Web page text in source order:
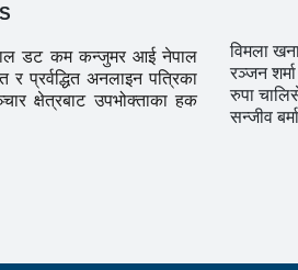
डट कम कन्जुमर आई नेपाल
र प्रर्वद्धित अनलाइन पत्रिका
क्षेत्रबाट उपभोक्ताका हक
विमला
रञ्जन
रुपा
सन्जीव